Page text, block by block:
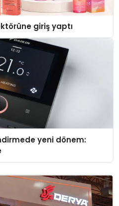
giriş yaptı
yeni dönem: